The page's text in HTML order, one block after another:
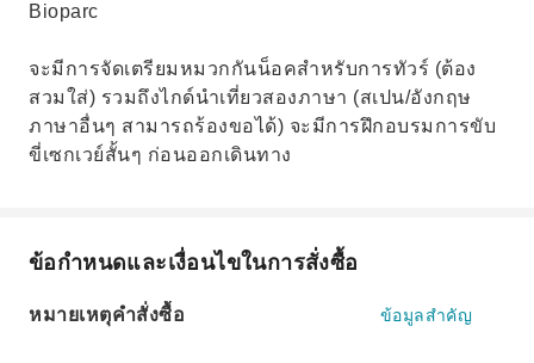
Bioparc
จะมีการจัดเตรียมหมวกกันน็อคสำหรับการทัวร์ (ต้อง
สวมใส่) รวมถึงไกด์นำเที่ยวสองภาษา (สเปน/อังกฤษ
ภาษาอื่นๆ สามารถร้องขอได้) จะมีการฝึกอบรมการขับ
ขี่เซกเวย์สั้นๆ ก่อนออกเดินทาง
ข้อกำหนดและเงื่อนไขในการสั่งซื้อ
หมายเหตุคำสั่งซื้อ ข้อมูลสำคัญ